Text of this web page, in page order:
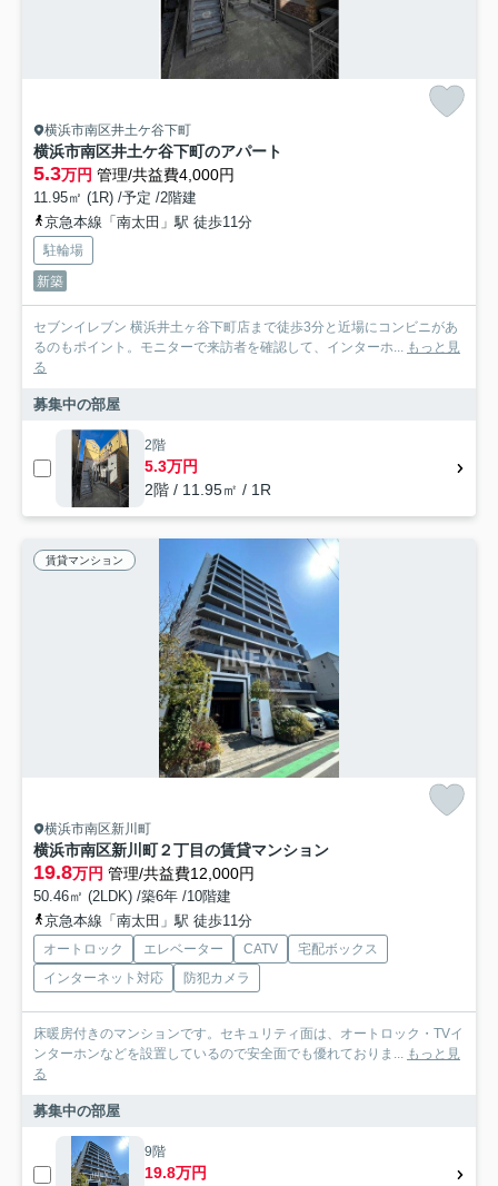
横浜市南区井土ケ谷下町
横浜市南区井土ケ谷下町のアパート
5.3万円 管理/共益費4,000円
11.95㎡ (1R) /予定 /2階建
京急本線「南太田」駅 徒歩11分
駐輪場
新築
セブンイレブン 横浜井土ヶ谷下町店まで徒歩3分と近場にコンビニがあ
るのもポイント。モニターで来訪者を確認して、インターホ... もっと見
る
募集中の部屋
2階
5.3万円
2階 / 11.95㎡ / 1R
賃貸マンション
横浜市南区新川町
横浜市南区新川町２丁目の賃貸マンション
19.8万円 管理/共益費12,000円
50.46㎡ (2LDK) /築6年 /10階建
京急本線「南太田」駅 徒歩11分
オートロック エレベーター CATV
宅配ボックス
インターネット対応
防犯カメラ
床暖房付きのマンションです。セキュリティ面は、オートロック・TVイ
ンターホンなどを設置しているので安全面でも優れておりま... もっと見
る
募集中の部屋
9階
19.8万円